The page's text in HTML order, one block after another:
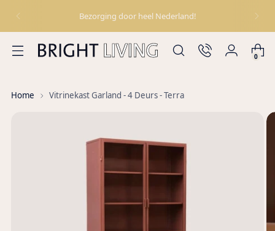
Bezorging door heel Nederland!
0
Home Vitrinekast Garland - 4 Deurs - Terra